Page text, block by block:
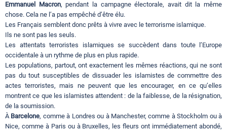
Emmanuel Macron, pendant la campagne électorale, avait dit la même
chose. Cela ne l’a pas empêché d’être élu.
Les Français semblent donc prêts à vivre avec le terrorisme islamique.
Ils ne sont pas les seuls.
Les attentats terroristes islamiques se succèdent dans toute l’Europe
occidentale à un rythme de plus en plus rapide.
Les populations, partout, ont exactement les mêmes réactions, qui ne sont
pas du tout susceptibles de dissuader les islamistes de commettre des
actes terroristes, mais ne peuvent que les encourager, en ce qu’elles
montrent ce que les islamistes attendent : de la faiblesse, de la résignation,
de la soumission.
À Barcelone, comme à Londres ou à Manchester, comme à Stockholm ou à
Nice, comme à Paris ou à Bruxelles, les fleurs ont immédiatement abondé,